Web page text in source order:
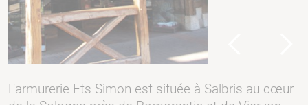
L'armurerie Ets Simon est située à Salbris au cœur